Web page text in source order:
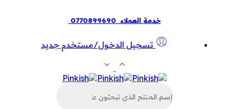
خدمة العملاء 0770899690
تسجيل الدخول/مستخدم جديد
عن